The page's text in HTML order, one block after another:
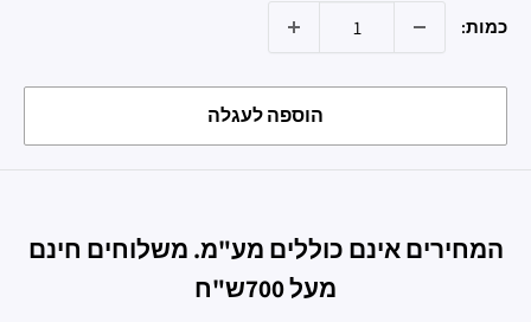
כמות:
הוספה לעגלה
המחירים אינם כוללים מע"מ. משלוחים חינם
מעל 700ש"ח